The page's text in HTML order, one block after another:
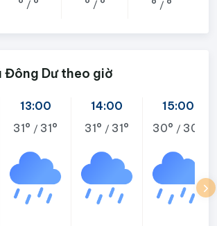
° / ° ° / ° ° / °
Đông Dư theo giờ
13:00
31° / 31°
14:00
31° / 31°
15:00
30° / 30°